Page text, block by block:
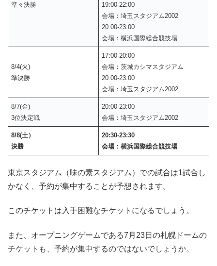
準々決勝
19:00-22:00
会場：埼玉スタジアム2002
20:00-23:00
会場：横浜国際総合競技場
8/4(火)
準決勝
17:00-20:00
会場：茨城カシマスタジアム
20:00-23:00
会場：埼玉スタジアム2002
8/7(金)
3位決定戦
20:00-23:00
会場：埼玉スタジアム2002
8/8(土）
決勝
20:30-23:30
会場：横浜国際総合競技場
東京スタジアム（味の素スタジアム）での試合は1試合し
かなく、予約が集中することが予想されます。
このチケットは入手困難なチケットになるでしょう。
また、オープニングゲームである7月23日の札幌ドームの
チケットも、予約が集中するのではないでしょうか。